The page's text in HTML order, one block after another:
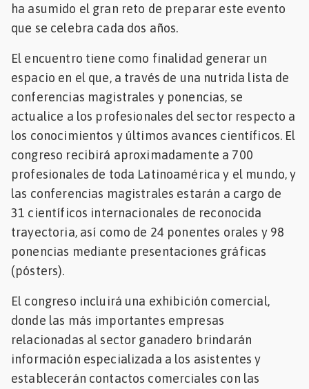
ha asumido el gran reto de preparar este evento
que se celebra cada dos años.
El encuentro tiene como finalidad generar un
espacio en el que, a través de una nutrida lista de
conferencias magistrales y ponencias, se
actualice a los profesionales del sector respecto a
los conocimientos y últimos avances científicos. El
congreso recibirá aproximadamente a 700
profesionales de toda Latinoamérica y el mundo, y
las conferencias magistrales estarán a cargo de
31 científicos internacionales de reconocida
trayectoria, así como de 24 ponentes orales y 98
ponencias mediante presentaciones gráficas
(pósters).
El congreso incluirá una exhibición comercial,
donde las más importantes empresas
relacionadas al sector ganadero brindarán
información especializada a los asistentes y
establecerán contactos comerciales con las